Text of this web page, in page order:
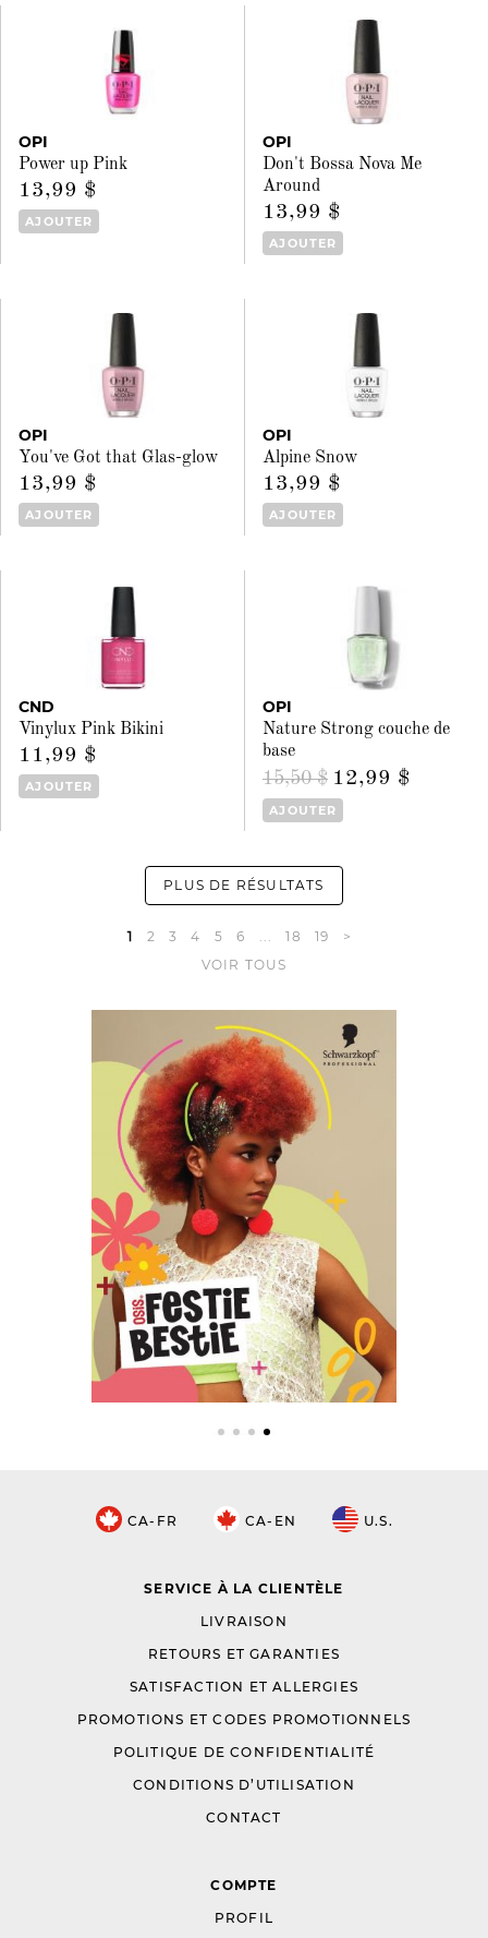
OPI
Power up Pink
13,99 $
AJOUTER
OPI
Don't Bossa Nova Me
Around
13,99 $
AJOUTER
OPI
You've Got that Glas-glow
13,99 $
AJOUTER
OPI
Alpine Snow
13,99 $
AJOUTER
CND
Vinylux Pink Bikini
11,99 $
AJOUTER
OPI
Nature Strong couche de
base
15,50 $ 12,99 $
AJOUTER
PLUS DE RÉSULTATS
1 2 3 4 5 6 ... 18 19
>
VOIR TOUS
CA-FR CA-EN U.S.
SERVICE À LA CLIENTÈLE
LIVRAISON
RETOURS ET GARANTIES
SATISFACTION ET ALLERGIES
PROMOTIONS ET CODES PROMOTIONNELS
POLITIQUE DE CONFIDENTIALITÉ
CONDITIONS D’UTILISATION
CONTACT
COMPTE
PROFIL